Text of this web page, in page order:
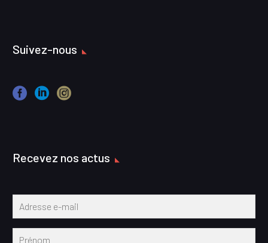
Suivez-nous
Recevez nos actus